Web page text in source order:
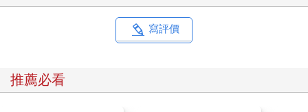
寫評價
推薦必看